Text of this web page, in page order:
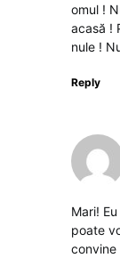
omul !
acasă !
nule !
Reply
Mari!
poate
convine